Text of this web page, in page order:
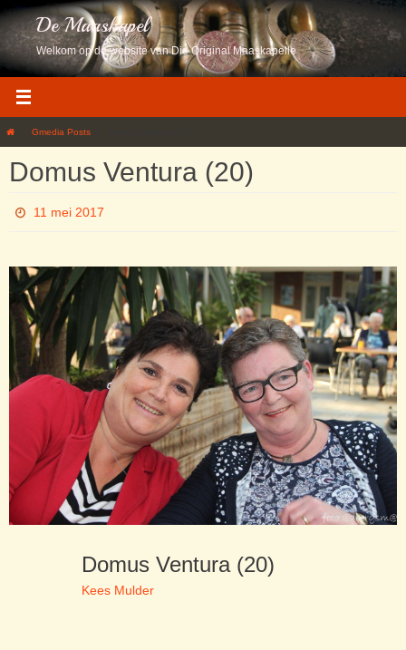
inhoud
De Maaskapel
Welkom op de website van Die Original Maaskapelle
HomeGmedia Posts
Domus Ventura (20)
11 mei 2017
Domus Ventura (20)
Kees Mulder